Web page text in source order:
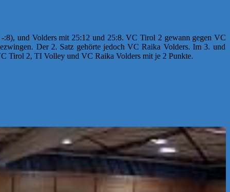
und Volders mit 25:12 und 25:8. VC Tirol 2 gewann gegen VC
Der 2. Satz gehörte jedoch VC Raika Volders. Im 3. und
Tirol 2, TI Volley und VC Raika Volders mit je 2 Punkte.